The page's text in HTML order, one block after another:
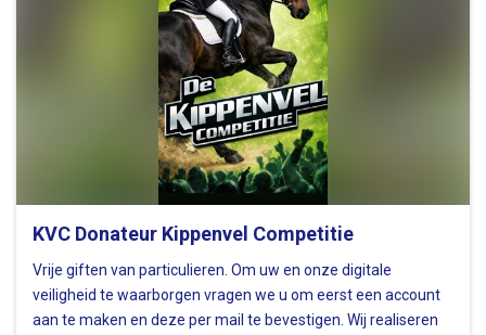
KVC Donateur Kippenvel Competitie
Vrije giften van particulieren. Om uw en onze digitale
veiligheid te waarborgen vragen we u om eerst een account
aan te maken en deze per mail te bevestigen. Wij realiseren